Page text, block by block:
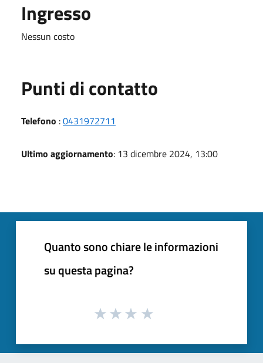
Ingresso
Nessun costo
Punti di contatto
Telefono :0431972711
Ultimo aggiornamento: 13 dicembre 2024, 13:00
Quanto sono chiare le informazioni
su questa pagina?